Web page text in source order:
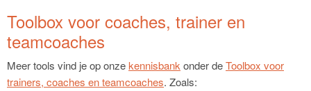
Toolbox voor coaches, trainer en
teamcoaches
Meer tools vind je op onzekennisbank onder deToolbox voor
trainers, coaches en teamcoaches. Zoals: